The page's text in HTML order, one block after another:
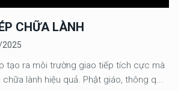
CHỮA LÀNH
tạo ra môi trường giao tiếp tích cực mà
lành hiệu quả. Phật giáo, thông q...